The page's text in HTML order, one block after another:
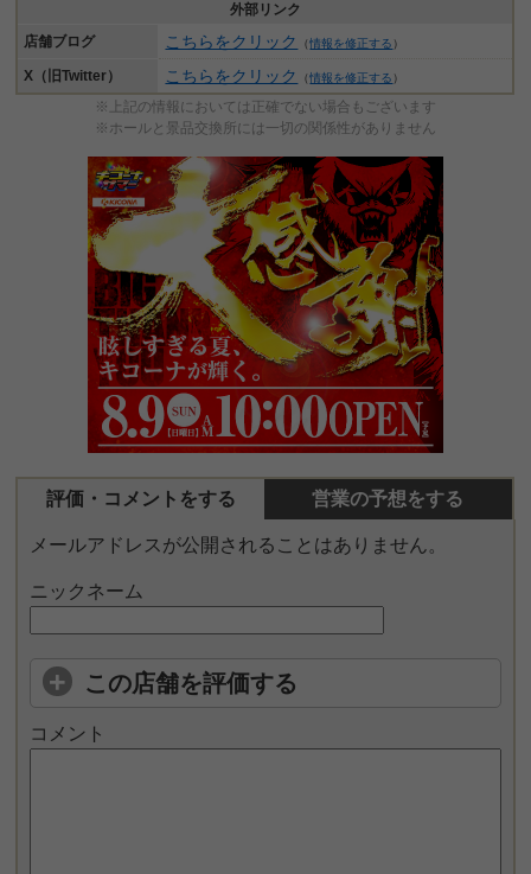
外部リンク
店舗ブログ
こちらをクリック （情報を修正する ）
X（旧Twitter） こちらをクリック （情報を修正する ）
※上記の情報においては正確でない場合もございます
※ホールと景品交換所には一切の関係性がありません
評価・コメントをする 営業の予想をする
メールアドレスが公開されることはありません。
ニックネーム
この店舗を評価する
コメント